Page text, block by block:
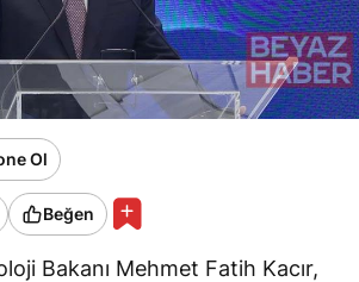
Ol
Beğen
Bakanı Mehmet Fatih Kacır,